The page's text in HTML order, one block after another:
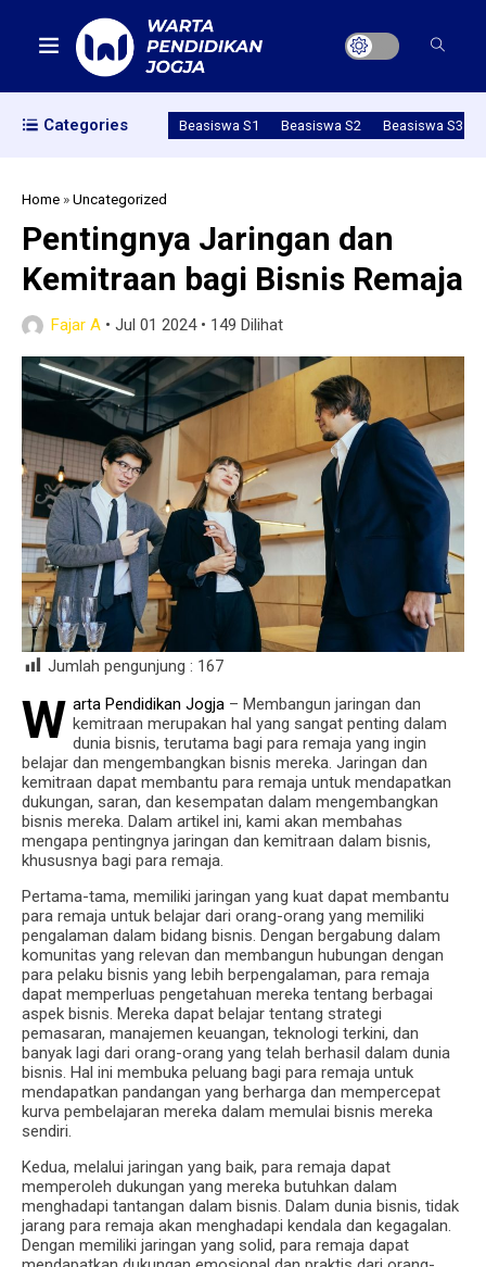
Categories Beasiswa S1 Beasiswa S2 Beasiswa S3
Home »Uncategorized
Pentingnya Jaringan dan
Kemitraan bagi Bisnis Remaja
Fajar A • Jul 01 2024• 149 Dilihat
Jumlah pengunjung : 167
W arta Pendidikan Jogja – Membangun jaringan dan
kemitraan merupakan hal yang sangat penting dalam
dunia bisnis, terutama bagi para remaja yang ingin
belajar dan mengembangkan bisnis mereka. Jaringan dan
kemitraan dapat membantu para remaja untuk mendapatkan
dukungan, saran, dan kesempatan dalam mengembangkan
bisnis mereka. Dalam artikel ini, kami akan membahas
mengapa pentingnya jaringan dan kemitraan dalam bisnis,
khususnya bagi para remaja.
Pertama-tama, memiliki jaringan yang kuat dapat membantu
para remaja untuk belajar dari orang-orang yang memiliki
pengalaman dalam bidang bisnis. Dengan bergabung dalam
komunitas yang relevan dan membangun hubungan dengan
para pelaku bisnis yang lebih berpengalaman, para remaja
dapat memperluas pengetahuan mereka tentang berbagai
aspek bisnis. Mereka dapat belajar tentang strategi
pemasaran, manajemen keuangan, teknologi terkini, dan
banyak lagi dari orang-orang yang telah berhasil dalam dunia
bisnis. Hal ini membuka peluang bagi para remaja untuk
mendapatkan pandangan yang berharga dan mempercepat
kurva pembelajaran mereka dalam memulai bisnis mereka
sendiri.
Kedua, melalui jaringan yang baik, para remaja dapat
memperoleh dukungan yang mereka butuhkan dalam
menghadapi tantangan dalam bisnis. Dalam dunia bisnis, tidak
jarang para remaja akan menghadapi kendala dan kegagalan.
Dengan memiliki jaringan yang solid, para remaja dapat